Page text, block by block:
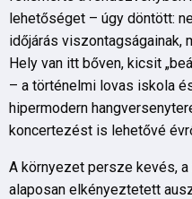
lehetőséget – úgy döntött:
időjárás viszontagságainak,
Hely van itt bőven, kicsit
– a történelmi lovas iskola
hipermodern
koncertezést is lehetővé
A környezet persze kevés,
alaposan elkényeztetett